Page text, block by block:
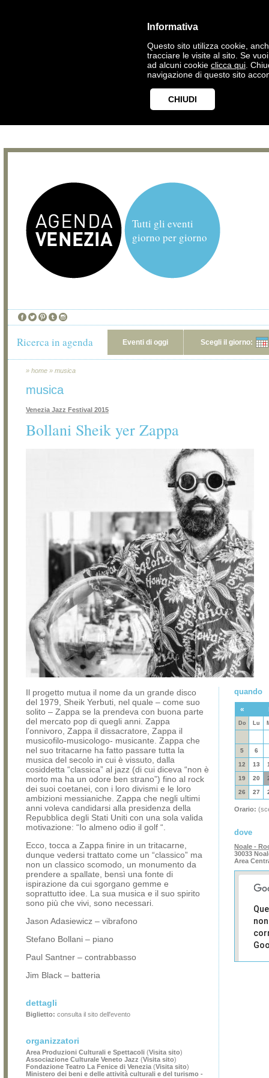
Informativa
Questo sito utilizza cookie,
tracciare le visite al sito. Se
ad alcuni cookie clicca qui .
navigazione di questo sito
CHIUDI
Tutti gli eventi
giorno per giorno
Ricerca in agenda Eventi di oggi Scegli il giorno:
» home » musica
musica
Venezia Jazz Festival 2015
Bollani Sheik yer Zappa
Il progetto mutua il nome da un grande disco
del 1979, Sheik Yerbuti, nel quale – come suo
solito – Zappa se la prendeva con buona parte
del mercato pop di quegli anni. Zappa
l’onnivoro, Zappa il dissacratore, Zappa il
musicofilo-musicologo- musicante. Zappa che
nel suo tritacarne ha fatto passare tutta la
musica del secolo in cui è vissuto, dalla
cosiddetta “classica” al jazz (di cui diceva “non è
morto ma ha un odore ben strano”) fino al rock
dei suoi coetanei, con i loro divismi e le loro
ambizioni messianiche. Zappa che negli ultimi
anni voleva candidarsi alla presidenza della
Repubblica degli Stati Uniti con una sola valida
motivazione: “Io almeno odio il golf “.
Ecco, tocca a Zappa finire in un tritacarne,
dunque vedersi trattato come un “classico” ma
non un classico scomodo, un monumento da
prendere a spallate, bensì una fonte di
ispirazione da cui sgorgano gemme e
soprattutto idee. La sua musica e il suo spirito
sono più che vivi, sono necessari.
Jason Adasiewicz – vibrafono
Stefano Bollani – piano
Paul Santner – contrabbasso
Jim Black – batteria
dettagli
Biglietto: consulta il sito dell'evento
organizzatori
Area Produzioni Culturali e Spettacoli (Visita sito)
Associazione Culturale Veneto Jazz (Visita sito)
Fondazione Teatro La Fenice di Venezia (Visita sito)
Ministero dei beni e delle attività culturali e del turismo -
quando
«
Do Lu
5 6
12 13
19 20
26 27
Orario:
dove
Noale -
30033
Area